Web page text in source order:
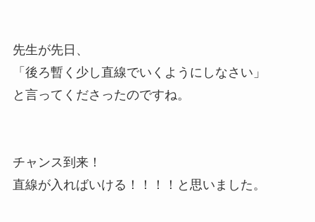
先生が先日、
「後ろ暫く少し直線でいくようにしなさい」
と言ってくださったのですね。
チャンス到来！
直線が入ればいける！！！！と思いました。